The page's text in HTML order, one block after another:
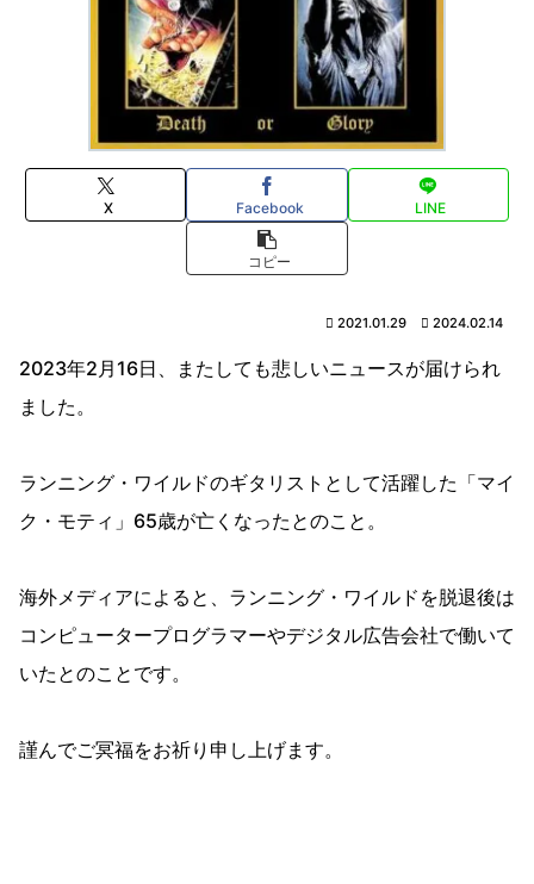
X Facebook LINE
コピー
2021.01.29 2024.02.14
2023年2月16日、またしても悲しいニュースが届けられ
ました。
ランニング・ワイルドのギタリストとして活躍した「マイ
ク・モティ」65歳が亡くなったとのこと。
海外メディアによると、ランニング・ワイルドを脱退後は
コンピュータープログラマーやデジタル広告会社で働いて
いたとのことです。
謹んでご冥福をお祈り申し上げます。